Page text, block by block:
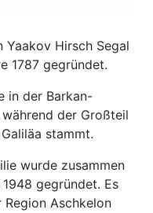
Yaakov Hirsch Segal
1787 gegründet.
in der Barkan-
der Großteil
stammt.
wurde zusammen
gegründet. Es
Region Aschkelon